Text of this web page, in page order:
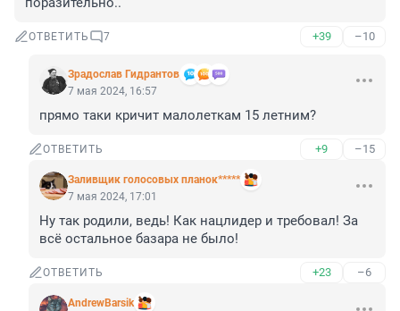
ОТВЕТИТЬ 7 +39 –10
Зрадослав Гидрантов
7 мая 2024, 16:57
прямо таки кричит малолеткам 15 летним?
ОТВЕТИТЬ +9 –15
Заливщик голосовых планок*****
7 мая 2024, 17:01
Ну так родили, ведь! Как нацлидер и требовал! За
всё остальное базара не было!
ОТВЕТИТЬ +23 –6
AndrewBarsik